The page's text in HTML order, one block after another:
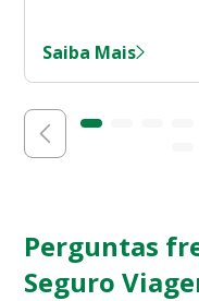
Saiba Mais
Perguntas
Seguro